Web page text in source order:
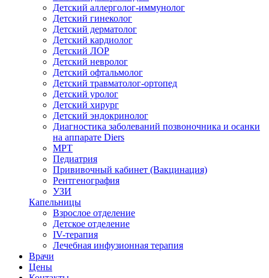
Детский аллерголог-иммунолог
Детский гинеколог
Детский дерматолог
Детский кардиолог
Детский ЛОР
Детский невролог
Детский офтальмолог
Детский травматолог-ортопед
Детский уролог
Детский хирург
Детский эндокринолог
Диагностика заболеваний позвоночника и осанки
на аппарате Diers
МРТ
Педиатрия
Прививочный кабинет (Вакцинация)
Рентгенография
УЗИ
Капельницы
Взрослое отделение
Детское отделение
IV-терапия
Лечебная инфузионная терапия
Врачи
Цены